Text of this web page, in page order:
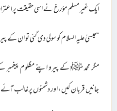
ایک غیر مسلم مؤرخ نے اسی حقیقت پر
“عیسیٰ علیہ السلام کو سولی دی گئی تو ان کے
مگر محمد ﷺ کے پیرو اپنے مظلوم
جانیں قربان کیں، اور دشمنوں پر غالب